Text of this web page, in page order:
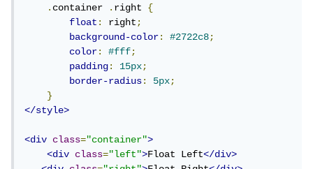
.container .right {
float: right;
background-color: #2722c8;
color: #fff;
padding: 15px;
border-radius: 5px;
}
</style>
<div class="container">
<div
class="left">Float Left</div>